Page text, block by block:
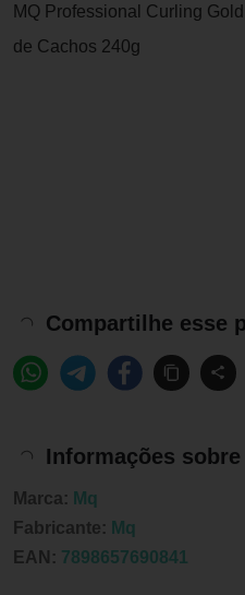
MQ Professional Curling
de Cachos 240g
Compartilhe esse
Informações
Marca: Mq
Fabricante: Mq
EAN: 7898657690841